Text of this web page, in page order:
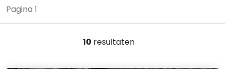
Pagina 1
10 resultaten